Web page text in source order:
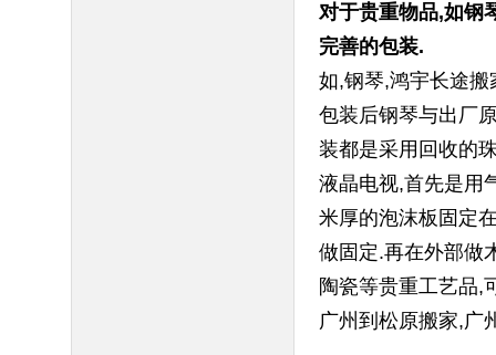
对于贵重物品,如钢
完善的包装.
如,钢琴,鸿宇长途
包装后钢琴与出厂
装都是采用回收的
液晶电视,首先是用
米厚的泡沫板固定
做固定.再在外部做
陶瓷等贵重工艺品,
广州到松原搬家,广